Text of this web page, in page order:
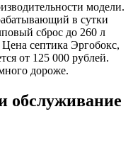
модели.
в сутки
сброс до 260 л
септика Эргобокс,
от 125 000 рублей.
дороже.
обслуживание